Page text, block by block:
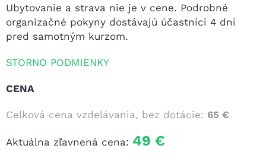
Ubytovanie a strava nie je v cene. Podrobné
organizačné pokyny dostávajú účastníci 4 dni
pred samotným kurzom.
STORNO PODMIENKY
CENA
Celková cena vzdelávania, bez dotácie: 65 €
Aktuálna zľavnená cena: 49 €